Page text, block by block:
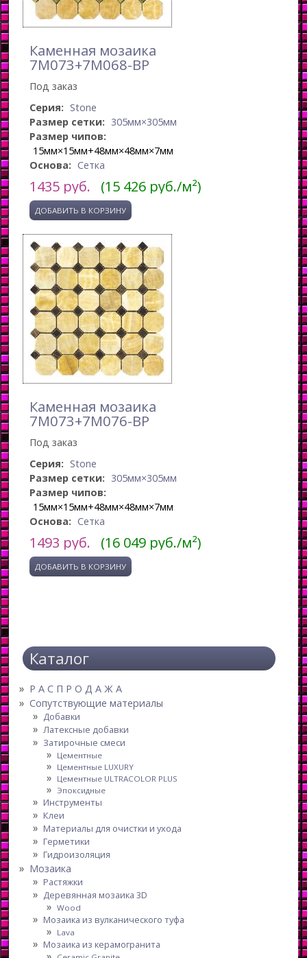
Каменная мозаика
7M073+7M068-BP
Под заказ
Серия: Stone
Размер сетки: 305мм×305мм
Размер чипов:
15мм×15мм+48мм×48мм×7мм
Основа: Сетка
1435 руб. (15 426 руб./м²)
Каменная мозаика
7M073+7M076-BP
Под заказ
Серия: Stone
Размер сетки: 305мм×305мм
Размер чипов:
15мм×15мм+48мм×48мм×7мм
Основа: Сетка
1493 руб. (16 049 руб./м²)
Каталог
Р А С П Р О Д А Ж А
Сопутствующие материалы
Добавки
Латексные добавки
Затирочные смеси
Цементные
Цементные LUXURY
Цементные ULTRACOLOR PLUS
Эпоксидные
Инструменты
Клеи
Материалы для очистки и ухода
Герметики
Гидроизоляция
Мозаика
Растяжки
Деревянная мозаика 3D
Wood
Мозаика из вулканического туфа
Lava
Мозаика из керамогранита